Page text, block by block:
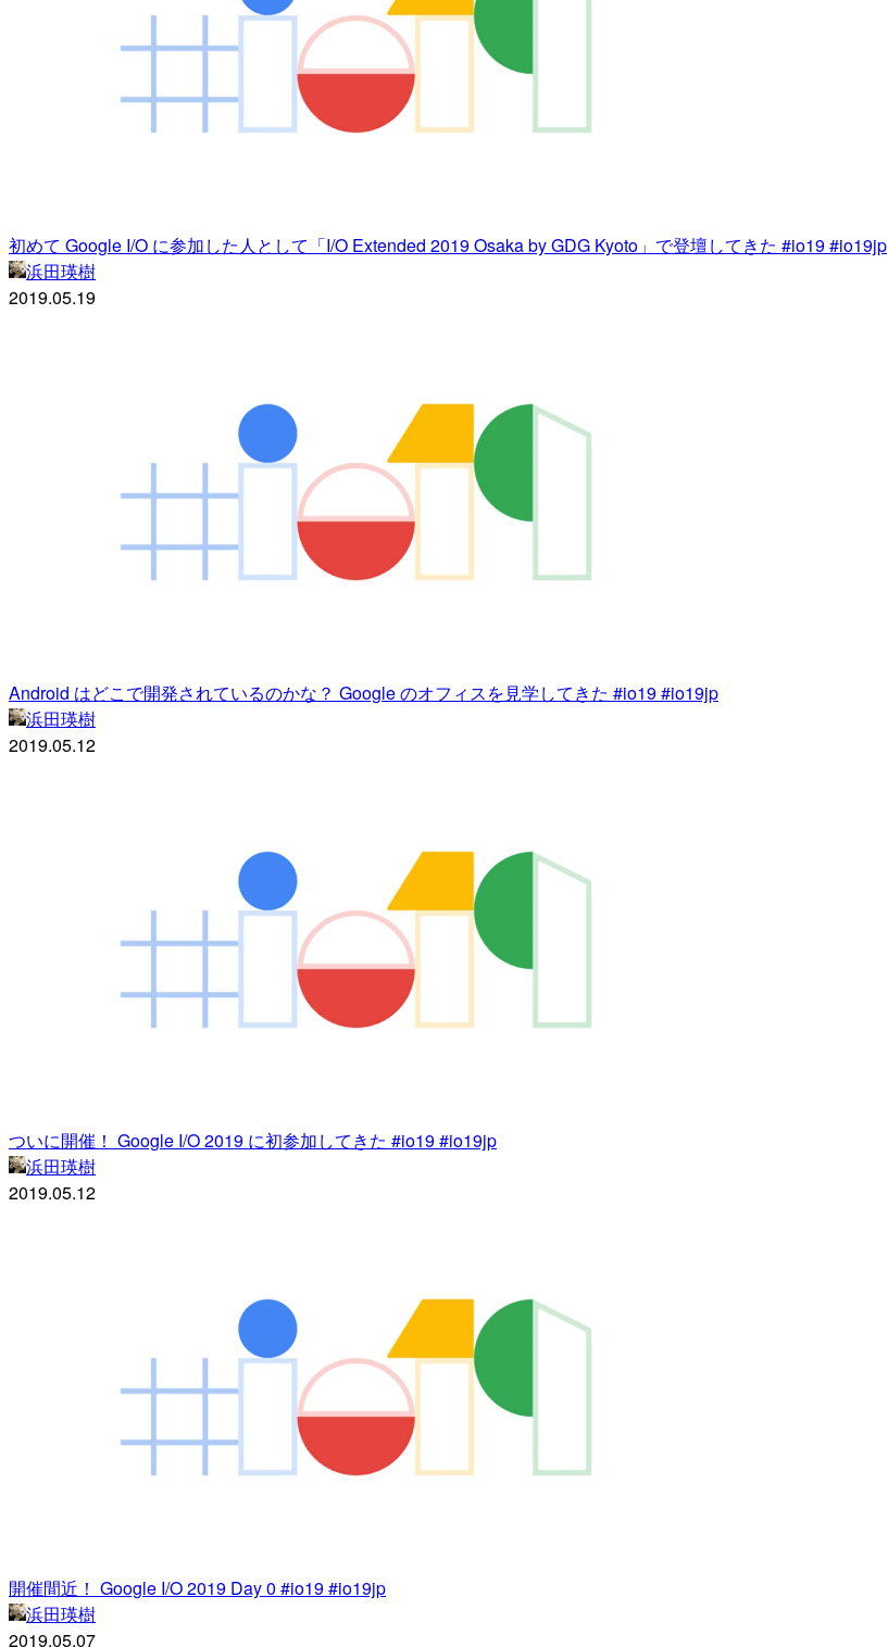
初めて Google I/O に参加した人として「I/O Extended 2019 Osaka by GDG Kyoto」で登壇してきた #io19 #io19jp
浜田瑛樹
2019.05.19
Android はどこで開発されているのかな？ Google のオフィスを見学してきた #io19 #io19jp
浜田瑛樹
2019.05.12
ついに開催！ Google I/O 2019 に初参加してきた #io19 #io19jp
浜田瑛樹
2019.05.12
開催間近！ Google I/O 2019 Day 0 #io19 #io19jp
浜田瑛樹
2019.05.07